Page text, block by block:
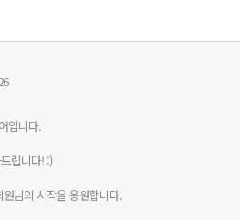
입니다.
립니다! :)
님의 시작을 응원합니다.